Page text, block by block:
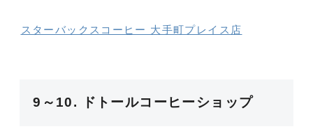
スターバックスコーヒー 大手町プレイス店
9～10. ドトールコーヒーショップ